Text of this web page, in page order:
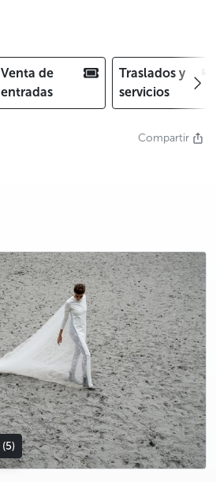
Venta de
entradas
Traslados y
servicios
Compartir
(5)